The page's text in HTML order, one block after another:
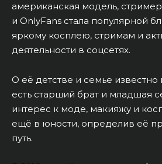
американская модель,
и OnlyFans стала популярной
яркому косплею, стримам и
деятельности в соцсетях.
О её детстве и семье
есть старший брат и младшая
интерес к моде, макияжу и
ещё в юности, определив её
путь.